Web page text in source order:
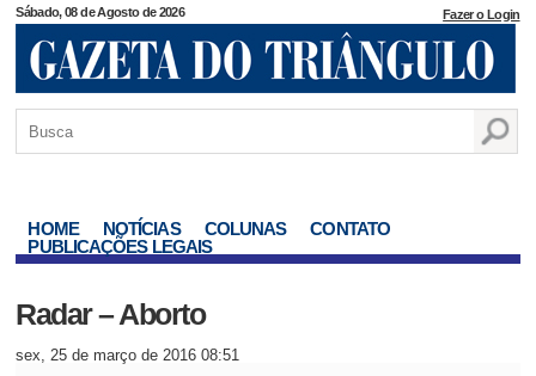
Sábado, 08 de Agosto de 2026 Fazer o Login
HOME NOTÍCIAS COLUNAS
CONTATO
PUBLICAÇÕES LEGAIS
Radar – Aborto
sex, 25 de março de 2016 08:51